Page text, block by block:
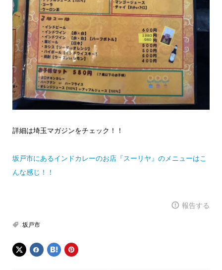
詳細は埼玉マガジンをチェック！！
坂戸市にあるインドカレーのお店『スーリヤ』のメニューはこ
んな感じ！！
報告する
坂戸市